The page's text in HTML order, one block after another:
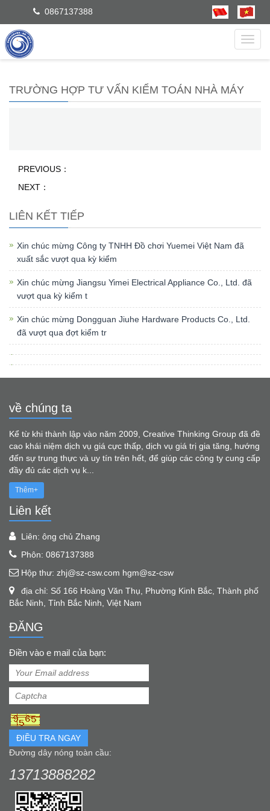
0867137388
dẫn
TRƯỜNG HỢP TƯ VẤN KIỂM TOÁN NHÀ MÁY
PREVIOUS：
NEXT：
LIÊN KẾT TIẾP
Xin chúc mừng Công ty TNHH Đồ chơi Yuemei Việt Nam đã
xuất sắc vượt qua kỳ kiểm
Xin chúc mừng Jiangsu Yimei Electrical Appliance Co., Ltd. đã
vượt qua kỳ kiểm t
Xin chúc mừng Dongguan Jiuhe Hardware Products Co., Ltd.
đã vượt qua đợt kiểm tr
về chúng ta
Kể từ khi thành lập vào năm 2009, Creative Thinking Group đã đề
cao khái niệm dịch vụ giá cực thấp, dịch vụ giá trị gia tăng, hướng
đến sự trung thực và uy tín trên hết, để giúp các công ty cung cấp
đầy đủ các dịch vụ k...
Thêm+
Liên kết
Liên: ông chủ Zhang
Phôn: 0867137388
Hộp thư: zhj@sz-csw.com hgm@sz-csw
địa chỉ: Số 166 Hoàng Văn Thụ, Phường Kinh Bắc, Thành phố
Bắc Ninh, Tỉnh Bắc Ninh, Việt Nam
ĐĂNG
Điền vào e mail của bạn:
ĐIỀU TRA NGAY
Đường dây nóng toàn cầu:
13713888282